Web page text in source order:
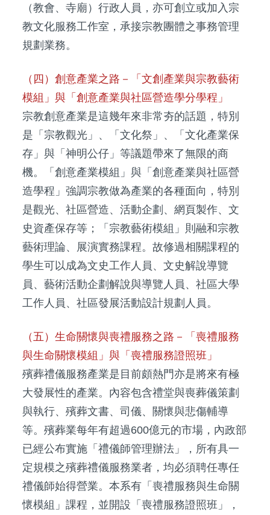
（教會、寺廟）行政人員，亦可創立或加入宗
教文化服務工作室，承接宗教團體之事務管理
規劃業務。
（四）創意產業之路－「文創產業與宗教藝術
模組」與「創意產業與社區營造學分學程」
宗教創意產業是這幾年來非常夯的話題，特別
是「宗教觀光」、「文化祭」、「文化產業保
存」與「神明公仔」等議題帶來了無限的商
機。「創意產業模組」與「創意產業與社區營
造學程」強調宗教做為產業的各種面向，特別
是觀光、社區營造、活動企劃、網頁製作、文
史資產保存等；「宗教藝術模組」則融和宗教
藝術理論、展演實務課程。故修過相關課程的
學生可以成為文史工作人員、文史解說導覽
員、藝術活動企劃解說與導覽人員、社區大學
工作人員、社區發展活動設計規劃人員。
（五）生命關懷與喪禮服務之路－「喪禮服務
與生命關懷模組」與「喪禮服務證照班」
殯葬禮儀服務產業是目前頗熱門亦是將來有極
大發展性的產業。內容包含禮堂與喪葬儀策劃
與執行、殯葬文書、司儀、關懷與悲傷輔導
等。殯葬業每年有超過600億元的市場，內政部
已經公布實施「禮儀師管理辦法」，所有具一
定規模之殯葬禮儀服務業者，均必須聘任專任
禮儀師始得營業。本系有「喪禮服務與生命關
懷模組」課程，並開設「喪禮服務證照班」，